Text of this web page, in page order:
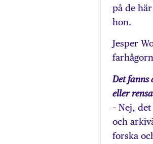
på de
hon.
Jesper
Det fanns
eller
– Nej,
och
forska